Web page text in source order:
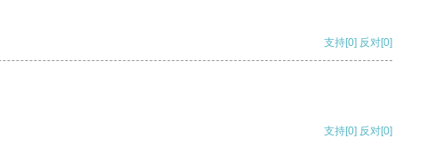
支持[0] 反对[0]
支持[0] 反对[0]